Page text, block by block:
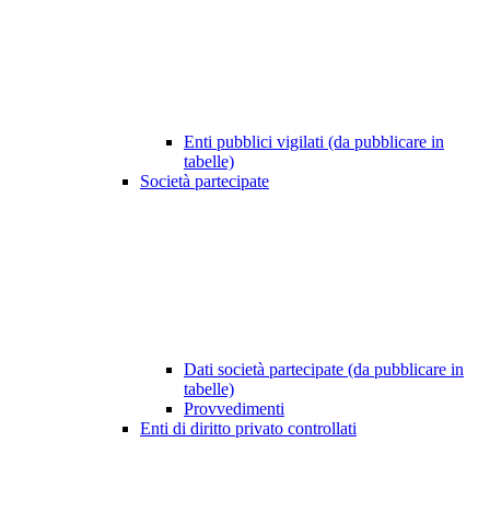
Enti pubblici vigilati (da pubblicare in
tabelle)
Società partecipate
Dati società partecipate (da pubblicare in
tabelle)
Provvedimenti
Enti di diritto privato controllati